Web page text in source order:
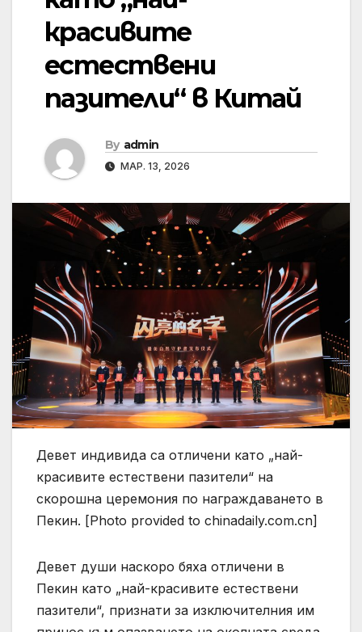
красивите
естествени
пазители“ в Китай
By admin
МАР. 13, 2026
Девет индивида са отличени като „най-
красивите естествени пазители“ на
скорошна церемония по награждаването в
Пекин. [Photo provided to chinadaily.com.cn]
Девет души наскоро бяха отличени в
Пекин като „най-красивите естествени
пазители“, признати за изключителния им